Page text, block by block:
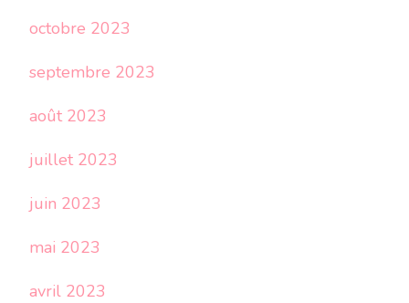
octobre 2023
septembre 2023
août 2023
juillet 2023
juin 2023
mai 2023
avril 2023